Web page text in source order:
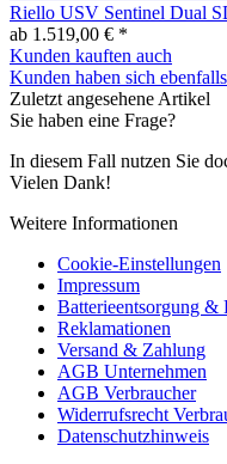
Riello USV Sentinel Dual
ab 1.519,00 € *
Kunden kauften auch
Kunden haben sich
Zuletzt angesehene Artikel
Sie haben eine Frage?
In diesem Fall nutzen Sie
Vielen Dank!
Weitere Informationen
Cookie-Einstellungen
Impressum
Batterieentsorgung &
Reklamationen
Versand & Zahlung
AGB Unternehmen
AGB Verbraucher
Widerrufsrecht
Datenschutzhinweis